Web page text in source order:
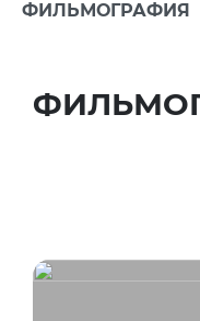
ФИЛЬМОГРАФИЯ